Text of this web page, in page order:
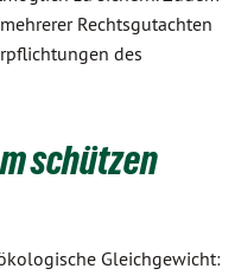
Rechtsgutachten
des
schützen
Gleichgewicht: